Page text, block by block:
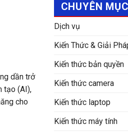
dần trở
tạo (AI),
cho
CHUYÊN MỤC
Dịch vụ
Kiến Thức & Giải
Kiến thức bản quyền
Kiến thức camera
Kiến thức laptop
Kiến thức máy tính